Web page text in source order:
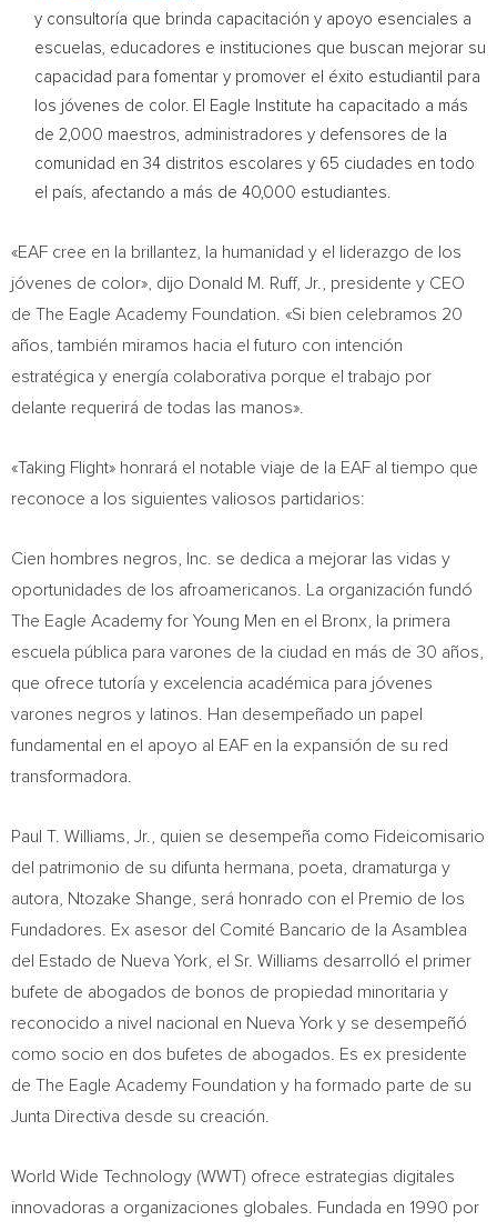
y consultoría que brinda capacitación y apoyo esenciales a
escuelas, educadores e instituciones que buscan mejorar su
capacidad para fomentar y promover el éxito estudiantil para
los jóvenes de color. El Eagle Institute ha capacitado a más
de 2,000 maestros, administradores y defensores de la
comunidad en 34 distritos escolares y 65 ciudades en todo
el país, afectando a más de 40,000 estudiantes.
«EAF cree en la brillantez, la humanidad y el liderazgo de los
jóvenes de color», dijo Donald M. Ruff, Jr.
, presidente y CEO
de The Eagle Academy Foundation. «Si bien celebramos 20
años, también miramos hacia el futuro con intención
estratégica y energía colaborativa porque el trabajo por
delante requerirá de todas las manos».
«Taking Flight» honrará el notable viaje de la EAF al tiempo que
reconoce a los siguientes valiosos partidarios:
Cien hombres negros, Inc. se dedica a mejorar las vidas y
oportunidades de los afroamericanos. La organización fundó
The Eagle Academy for Young Men en el Bronx , la primera
escuela pública para varones de la ciudad en más de 30 años,
que ofrece tutoría y excelencia académica para jóvenes
varones negros y latinos. Han desempeñado un papel
fundamental en el apoyo al EAF en la expansión de su red
transformadora.
Paul T. Williams, Jr.
, quien se desempeña como Fideicomisario
del patrimonio de su difunta hermana, poeta, dramaturga y
autora,
Ntozake Shange , será honrado con el Premio de los
Fundadores. Ex asesor del Comité Bancario de la Asamblea
del Estado de Nueva York , el Sr. Williams desarrolló el primer
bufete de abogados de bonos de propiedad minoritaria y
reconocido a nivel nacional en Nueva York y se desempeñó
como socio en dos bufetes de abogados. Es ex presidente
de The Eagle Academy Foundation y ha formado parte de su
Junta Directiva desde su creación.
World Wide Technology (WWT) ofrece estrategias digitales
innovadoras a organizaciones globales. Fundada en 1990 por